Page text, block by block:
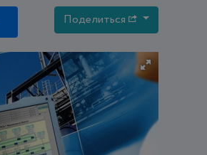
Поделиться